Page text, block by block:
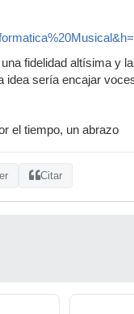
fidelidad altísima y
idea sería encajar
el tiempo, un abrazo
Citar